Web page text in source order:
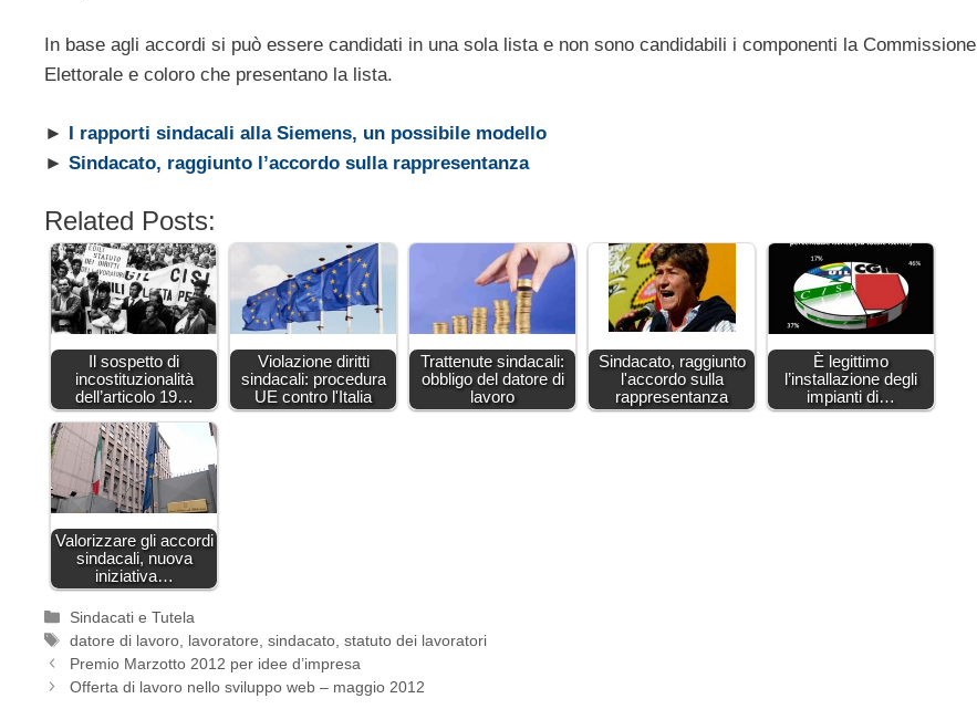
In base agli accordi si può essere candidati in una sola lista e non sono candidabili i componenti la Commissione
Elettorale e coloro che presentano la lista.
► I rapporti sindacali alla Siemens, un possibile modello
► Sindacato, raggiunto l’accordo sulla rappresentanza
Related Posts:
Il sospetto di
incostituzionalità
dell’articolo 19…
Violazione diritti
sindacali: procedura
UE contro l'Italia
Trattenute sindacali:
obbligo del datore di
lavoro
Sindacato, raggiunto
l'accordo sulla
rappresentanza
È legittimo
l’installazione degli
impianti di…
Valorizzare gli accordi
sindacali, nuova
iniziativa…
Categorie
Sindacati e Tutela
Tag
datore di lavoro lavoratore ,sindacato ,statuto dei lavoratori
Premio Marzotto 2012 per idee d’impresa
Offerta di lavoro nello sviluppo web – maggio 2012